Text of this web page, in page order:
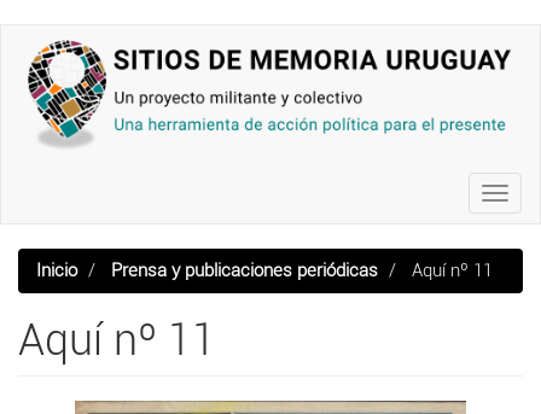
contenido
principal
Inicio Prensa y publicaciones periódicas Aquí nº 11
Aquí nº 11